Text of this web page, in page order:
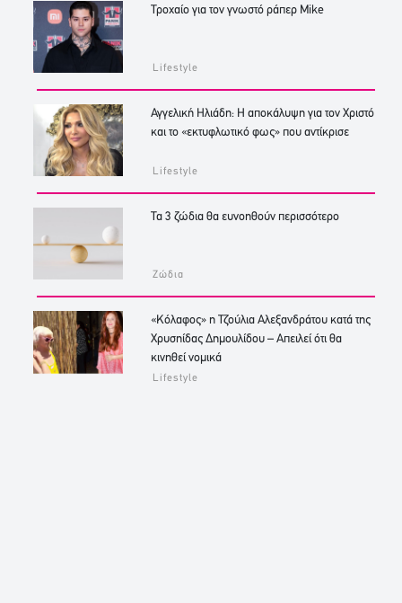
Τροχαίο για τον γνωστό ράπερ Mike
Lifestyle
Αγγελική Ηλιάδη: Η αποκάλυψη για τον Χριστό
και το «εκτυφλωτικό φως» που αντίκρισε
Lifestyle
Τα 3 ζώδια θα ευνοηθούν περισσότερο
Ζώδια
«Κόλαφος» η Τζούλια Αλεξανδράτου κατά της
Χρυσηίδας Δημουλίδου – Απειλεί ότι θα
κινηθεί νομικά
Lifestyle